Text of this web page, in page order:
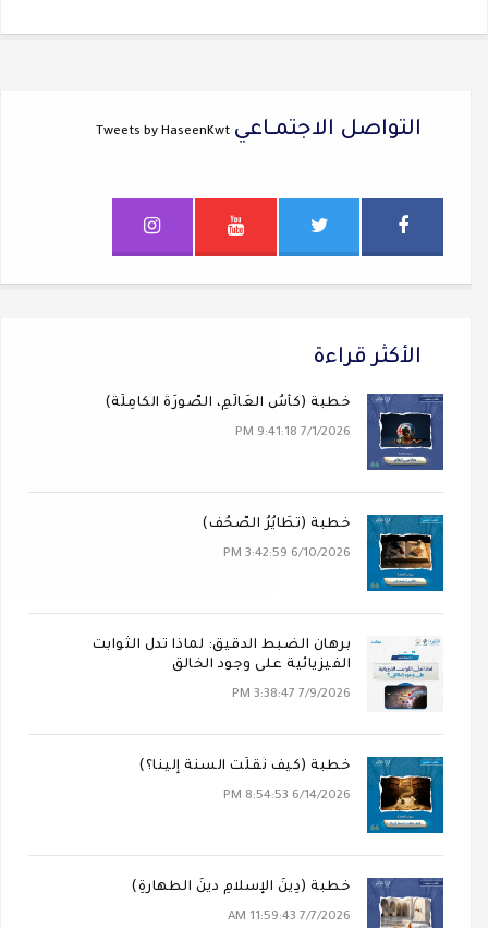
التواصل الاجتمــاعي Tweets by HaseenKwt
الأكثر قراءة
خطبة (كَأسُ العَالَمِ، الصُّورَةُ الكَامِلَةُ)
7/1/2026 9:41:18 PM
خطبة (تَطَايُرُ الصُّحُف)
6/10/2026 3:42:59 PM
برهان الضبط الدقيق: لماذا تدل الثوابت
الفيزيائية على وجود الخالق
7/9/2026 3:38:47 PM
خطبة (كيف نُقلَت السنة إلينا؟)
6/14/2026 8:54:53 PM
خطبة (دِينُ الإسلامِ دينُ الطهارةِ)
7/7/2026 11:59:43 AM